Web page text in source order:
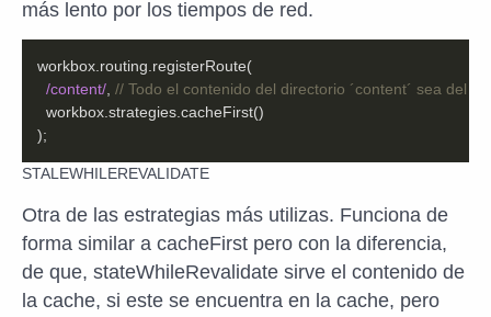
más lento por los tiempos de red.
/content/ // Todo el contenido del directorio ´content´ sea del
);
STALEWHILEREVALIDATE
Otra de las estrategias más utilizas. Funciona de
forma similar a cacheFirst pero con la diferencia,
de que, stateWhileRevalidate sirve el contenido de
la cache, si este se encuentra en la cache, pero